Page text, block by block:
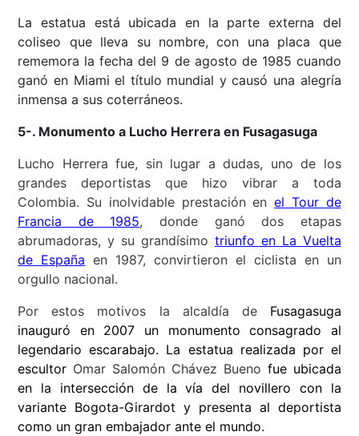
La estatua está ubicada en la parte externa del
coliseo que lleva su nombre, con una placa que
rememora la fecha del 9 de agosto de 1985 cuando
ganó en Miami el título mundial y causó una alegría
inmensa a sus coterráneos.
5-. Monumento a Lucho Herrera en Fusagasuga
Lucho Herrera fue, sin lugar a dudas, uno de los
grandes deportistas que hizo vibrar a toda
Colombia. Su inolvidable prestación enel Tour de
Francia de 1985, donde ganó dos etapas
abrumadoras, y su grandísimo triunfo en La Vuelta
de España en 1987, convirtieron el ciclista en un
orgullo nacional.
Por estos motivos la alcaldía de Fusagasuga
inauguró en 2007 un monumento consagrado al
legendario escarabajo. La estatua realizada por el
escultor Omar Salomón Chávez Bueno fue ubicada
en la intersección de la vía del novillero con la
variante Bogota-Girardot y presenta al deportista
como un gran embajador ante el mundo.